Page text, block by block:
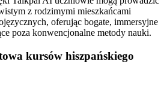
z rodzimymi mieszkańcami
oferując bogate, immersyjne
poza konwencjonalne metody nauki.
kursów hiszpańskiego